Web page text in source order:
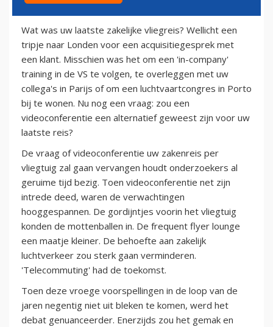
20 juli 2010
Wat was uw laatste zakelijke vliegreis? Wellicht een
tripje naar Londen voor een acquisitiegesprek met
een klant. Misschien was het om een 'in-company'
training in de VS te volgen, te overleggen met uw
collega's in Parijs of om een luchtvaartcongres in Porto
bij te wonen. Nu nog een vraag: zou een
videoconferentie een alternatief geweest zijn voor uw
laatste reis?
De vraag of videoconferentie uw zakenreis per
vliegtuig zal gaan vervangen houdt onderzoekers al
geruime tijd bezig. Toen videoconferentie net zijn
intrede deed, waren de verwachtingen
hooggespannen. De gordijntjes voorin het vliegtuig
konden de mottenballen in. De frequent flyer lounge
een maatje kleiner. De behoefte aan zakelijk
luchtverkeer zou sterk gaan verminderen.
'Telecommuting' had de toekomst.
Toen deze vroege voorspellingen in de loop van de
jaren negentig niet uit bleken te komen, werd het
debat genuanceerder. Enerzijds zou het gemak en